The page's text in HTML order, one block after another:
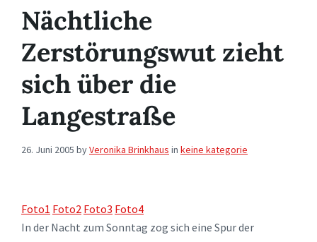
Nächtliche
Zerstörungswut zieht
sich über die
Langestraße
26. Juni 2005 byVeronika Brinkhaus in keine kategorie
Foto1 Foto2 Foto3 Foto4
In der Nacht zum Sonntag zog sich eine Spur der